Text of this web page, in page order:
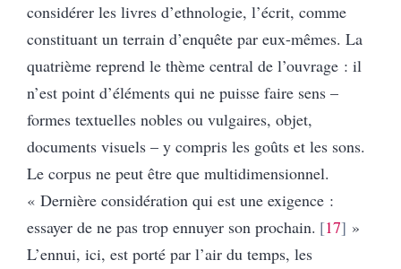
considérer les livres d’ethnologie, l’écrit, comme
constituant un terrain d’enquête par eux-mêmes. La
quatrième reprend le thème central de l’ouvrage : il
n’est point d’éléments qui ne puisse faire sens –
formes textuelles nobles ou vulgaires, objet,
documents visuels – y compris les goûts et les sons.
Le corpus ne peut être que multidimensionnel.
« Dernière considération qui est une exigence :
essayer de ne pas trop ennuyer son prochain. 17 »
L’ennui, ici, est porté par l’air du temps, les